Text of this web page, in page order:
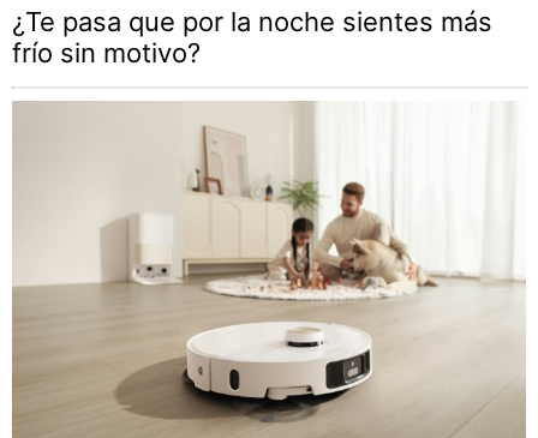
¿Te pasa que por la noche sientes más
frío sin motivo?